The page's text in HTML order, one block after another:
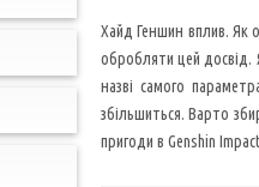
Хайд Геншин вплив. Як
обробляти цей досвід.
назві самого
збільшиться. Варто
пригоди в Genshin